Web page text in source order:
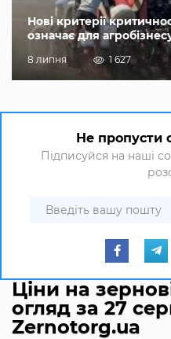
Нові критерії
означає для
8 липня 1 627
Не пропусти
Підписуйся на наші
Ціни на
огляд за 27
Zernotorg.ua